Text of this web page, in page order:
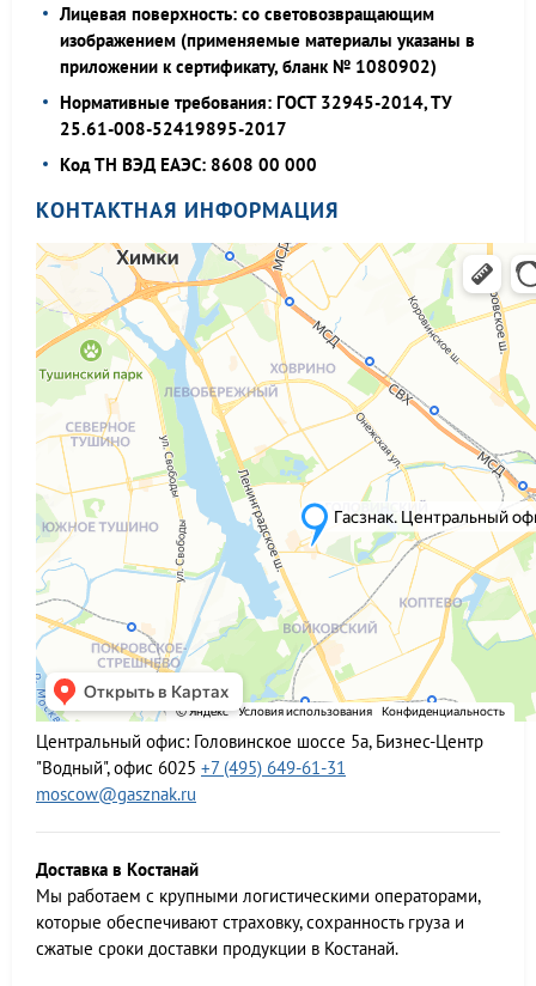
Лицевая поверхность: со световозвращающим
изображением (применяемые материалы указаны в
приложении к сертификату, бланк № 1080902)
Нормативные требования: ГОСТ 32945-2014, ТУ
25.61-008-52419895-2017
Код ТН ВЭД ЕАЭС: 8608 00 000
КОНТАКТНАЯ ИНФОРМАЦИЯ
Центральный офис: Головинское шоссе 5а, Бизнес-Центр
"Водный", офис 6025 +7 (495) 649-61-31
moscow@gasznak.ru
Доставка в Костанай
Мы работаем c крупными логистическими операторами,
которые обеспечивают страховку, сохранность груза и
сжатые сроки доставки продукции в Костанай.